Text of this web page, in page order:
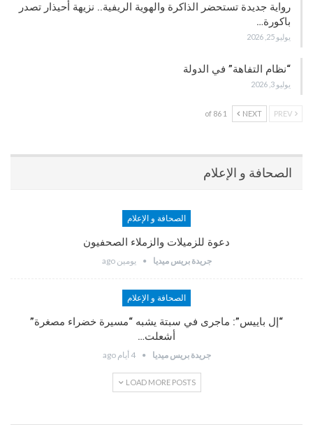
رواية جديدة تستحضر الذاكرة والهوية الريفية.. نزيهة أحيذار تصدر
باكورة…
يوليو 25, 2026
“نظام التفاهة” في الدولة
يوليو 3, 2026
NEXT
1 of 86
الصحافة و الإعلام
الصحافة و الإعلام
دعوة للزميلات والزملاء الصحفيون
جريدة بريس ميديا يومين ago
الصحافة و الإعلام
“إل باييس”: ماجرى في سبتة يشبه “مسيرة خضراء مصغرة”
أشعلت…
جريدة بريس ميديا 4 أيام ago
LOAD MORE POSTS